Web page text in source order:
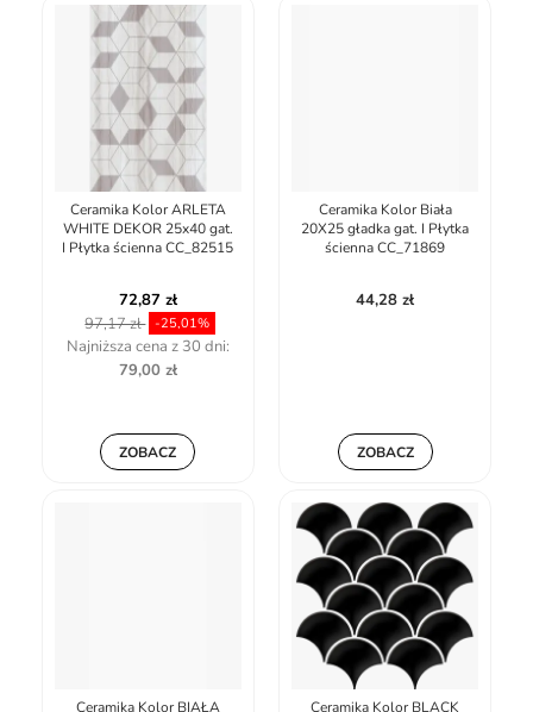
Ceramika Kolor ARLETA
WHITE DEKOR 25x40 gat.
I Płytka ścienna CC_82515
72,87 zł
97,17 zł -25,01%
Najniższa cena z 30 dni:
79,00 zł
ZOBACZ
Ceramika Kolor Biała
20X25 gładka gat. I Płytka
ścienna CC_71869
44,28 zł
ZOBACZ
Ceramika Kolor BIAŁA Ceramika Kolor BLACK